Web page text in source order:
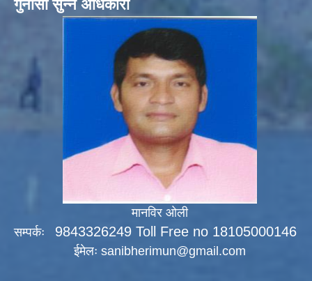
गुनासो सुन्ने अधिकारी
मानविर ओली
सम्पर्कः 9843326249 Toll Free no 18105000146
ईमेलः sanibherimun@gmail.com